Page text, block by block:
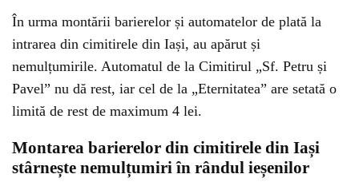
În urma montării barierelor și automatelor de plată la
intrarea din cimitirele din Iași, au apărut și
nemulțumirile. Automatul de la Cimitirul „Sf. Petru și
Pavel” nu dă rest, iar cel de la „Eternitatea” are setată o
limită de rest de maximum 4 lei.
Montarea barierelor din cimitirele din Iași
stârnește nemulțumiri în rândul ieșenilor